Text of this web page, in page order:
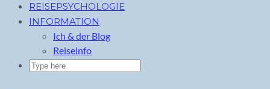
REISEPSYCHOLOGIE
INFORMATION
Ich & der Blog
Reiseinfo